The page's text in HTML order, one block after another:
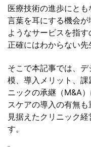
医療技術の進歩にと
言葉を耳にする機会
ようなサービスを指す
正確にはわからない先
そこで本記事では、
模、導入メリット、
ニックの承継（M&A
スケアの導入の有無
見据えたクリニック
す。